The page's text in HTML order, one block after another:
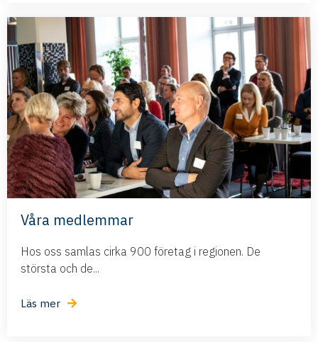
Våra medlemmar
Hos oss samlas cirka 900 företag i regionen. De
största och de...
Läs mer